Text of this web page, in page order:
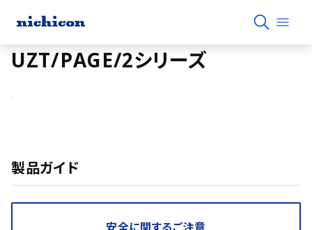
UZT/PAGE/2シリーズ
製品ガイド